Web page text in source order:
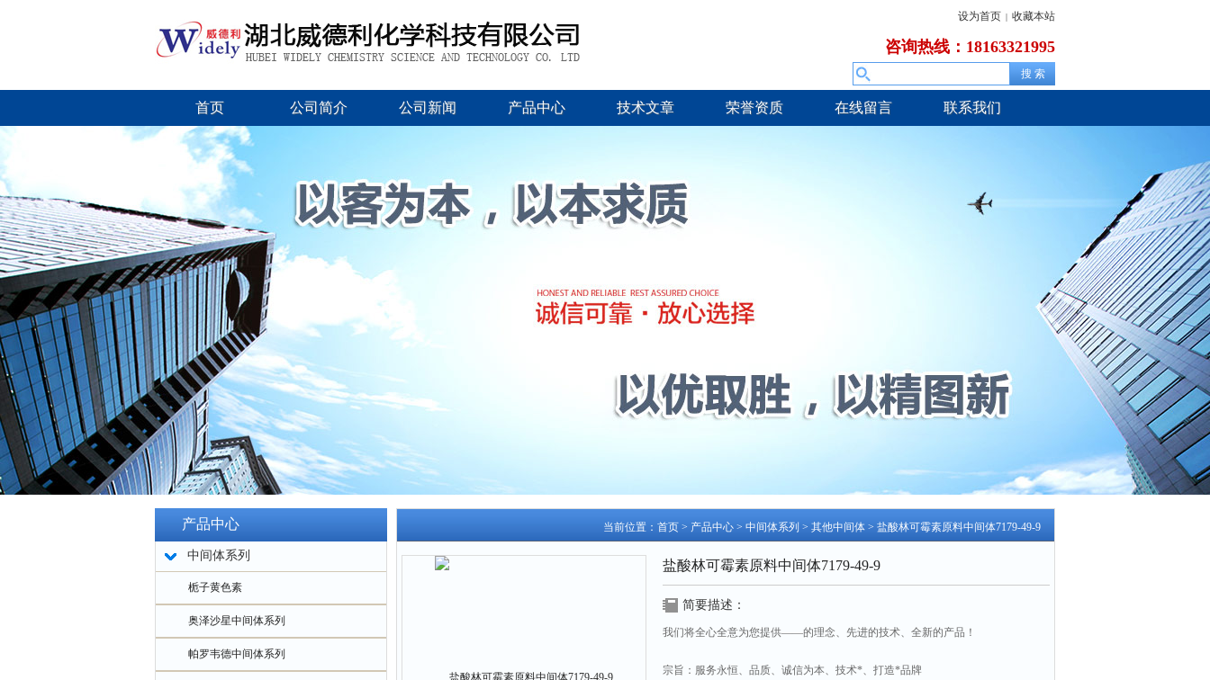
设为首页 | 收藏本站
咨询热线：18163321995
首页 公司简介 公司新闻 产品中心 技术文章 荣誉资质 在线留言 联系我们
产品中心
中间体系列
栀子黄色素
奥泽沙星中间体系列
帕罗韦德中间体系列
当前位置： 首页 > 产品中心 > 中间体系列 > 其他中间体 > 盐酸林可霉素原料中间体7179-49-9
盐酸林可霉素原料中间体7179-49-9
简要描述：
我们将全心全意为您提供——的理念、先进的技术、全新的产品！
宗旨：服务永恒、品质、诚信为本、技术*、打造*品牌